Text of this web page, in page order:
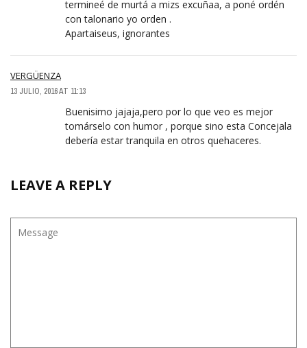
termineé de murtá a mizs excuñaa, a poné ordén
con talonario yo orden .
Apartaiseus, ignorantes
VERGÜENZA
13 JULIO, 2016 AT 11:13
Buenisimo jajaja,pero por lo que veo es mejor
tomárselo con humor , porque sino esta Concejala
debería estar tranquila en otros quehaceres.
LEAVE A REPLY